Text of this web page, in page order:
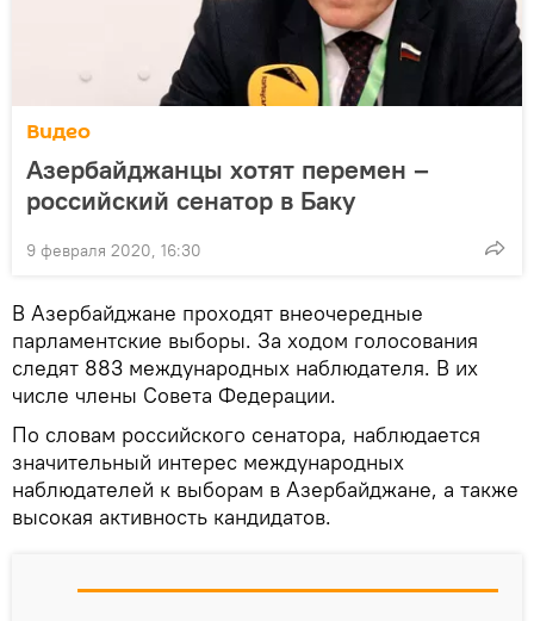
Видео
Азербайджанцы хотят перемен –
российский сенатор в Баку
9 февраля 2020, 16:30
В Азербайджане проходят внеочередные
парламентские выборы. За ходом голосования
следят 883 международных наблюдателя. В их
числе члены Совета Федерации.
По словам российского сенатора, наблюдается
значительный интерес международных
наблюдателей к выборам в Азербайджане, а также
высокая активность кандидатов.